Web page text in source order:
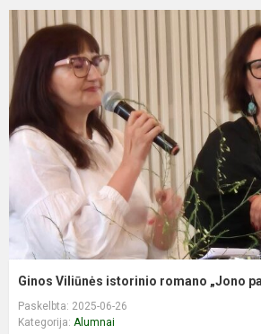
Ginos Viliūnės istorinio romano „Jono
Paskelbta: 2025-06-26
Kategorija: Alumnai